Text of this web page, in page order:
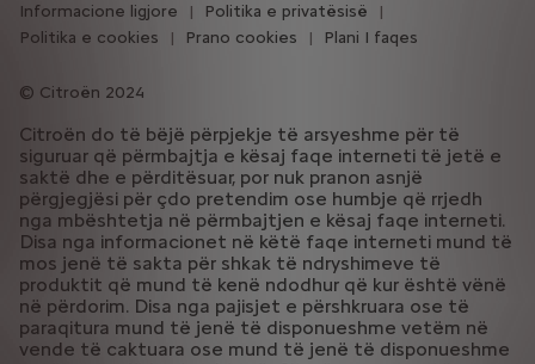
Citroën 2024
Informacione ligjore
Politika e privatësisë
Politika e cookies
Prano cookies Plani I faqes
Citroën do të bëjë përpjekje të arsyeshme për të
siguruar që përmbajtja e kësaj faqe interneti të jetë e
saktë dhe e përditësuar, por nuk pranon asnjë
përgjegjësi për çdo pretendim ose humbje që rrjedh
nga mbështetja në përmbajtjen e kësaj faqe interneti.
Disa nga informacionet në këtë faqe interneti mund të
mos jenë të sakta për shkak të ndryshimeve të
produktit që mund të kenë ndodhur që kur është vënë
në përdorim. Disa nga pajisjet e përshkruara ose të
paraqitura mund të jenë të disponueshme vetëm në
vende të caktuara ose mund të jenë të disponueshme